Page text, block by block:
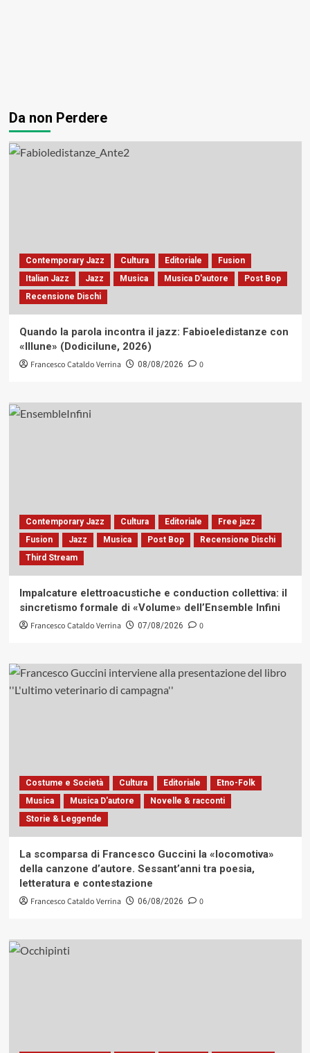
Da non Perdere
Contemporary Jazz Cultura Editoriale
Fusion
Italian Jazz
Jazz Musica Musica D'autore
Post Bop
Recensione Dischi
Quando la parola incontra il jazz: Fabioeledistanze con
«Illune» (Dodicilune, 2026)
Francesco Cataldo Verrina 08/08/2026 0
Contemporary Jazz Cultura Editoriale
Free jazz
Fusion
Jazz Musica Post Bop
Recensione Dischi
Third Stream
Impalcature elettroacustiche e conduction collettiva: il
sincretismo formale di «Volume» dell’Ensemble Infini
Francesco Cataldo Verrina 07/08/2026 0
Costume e Società Cultura Editoriale
Etno-Folk
Musica
Musica D'autore
Novelle & racconti
Storie & Leggende
La scomparsa di Francesco Guccini la «locomotiva»
della canzone d’autore. Sessant’anni tra poesia,
letteratura e contestazione
Francesco Cataldo Verrina 06/08/2026 0